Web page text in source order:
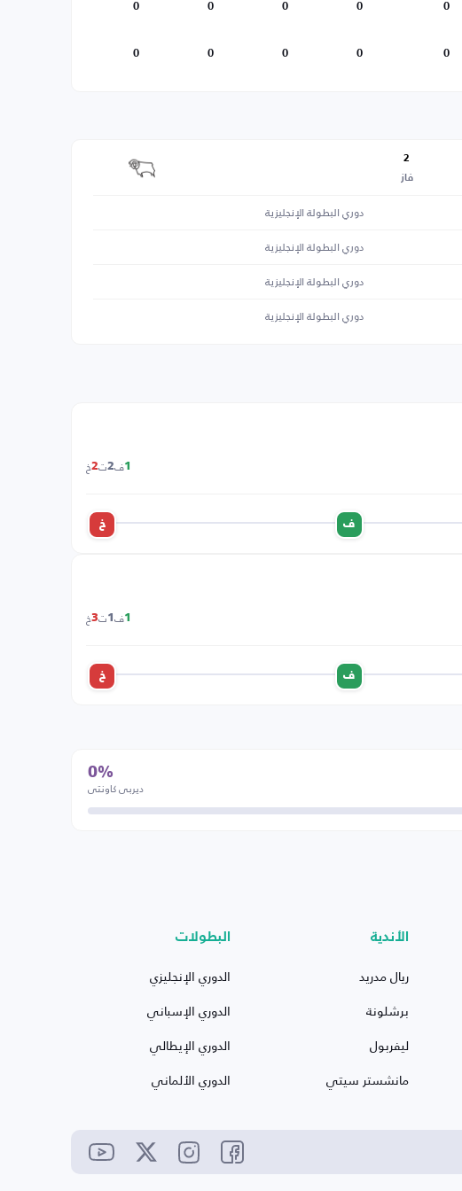
0
0
0
0
0
0
0
0
0
0
2
فاز
دوري البطولة الإنجليزية
دوري البطولة الإنجليزية
دوري البطولة الإنجليزية
دوري البطولة الإنجليزية
1ف2ت2خ
ف خ
1ف 1ت3خ
ف خ
0%
ديربي كاونتي
الأندية
ريال مدريد
برشلونة
ليفربول
مانشستر سيتي
البطولات
الدوري الإنجليزي
الدوري الإسباني
الدوري الإيطالي
الدوري الألماني